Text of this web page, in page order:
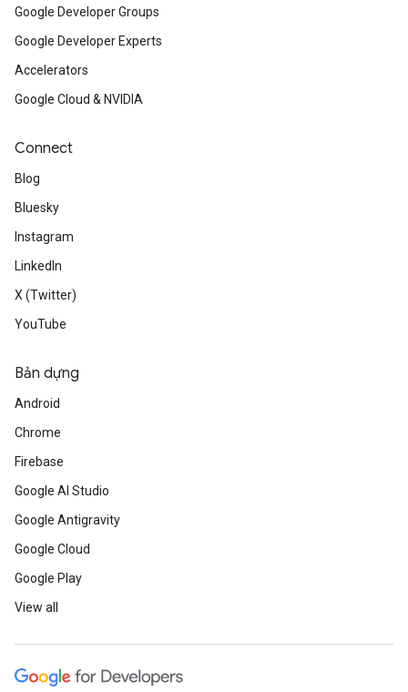
Google Developer Groups
Google Developer Experts
Accelerators
Google Cloud & NVIDIA
Connect
Blog
Bluesky
Instagram
LinkedIn
X (Twitter)
YouTube
Bản dựng
Android
Chrome
Firebase
Google AI Studio
Google Antigravity
Google Cloud
Google Play
View all